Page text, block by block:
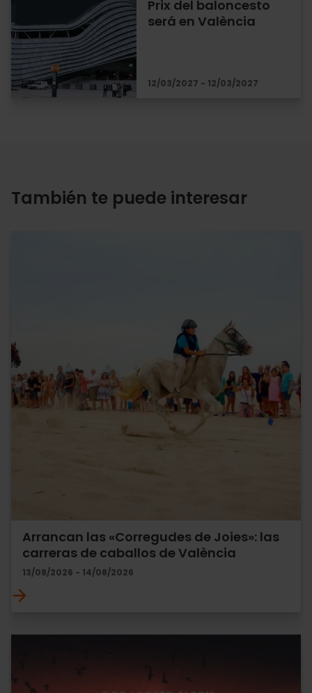
Prix del baloncesto
será en València
12/03/2027 - 12/03/2027
También te puede interesar
Arrancan las «Corregudes de Joies»: las
carreras de caballos de València
13/08/2026 - 14/08/2026